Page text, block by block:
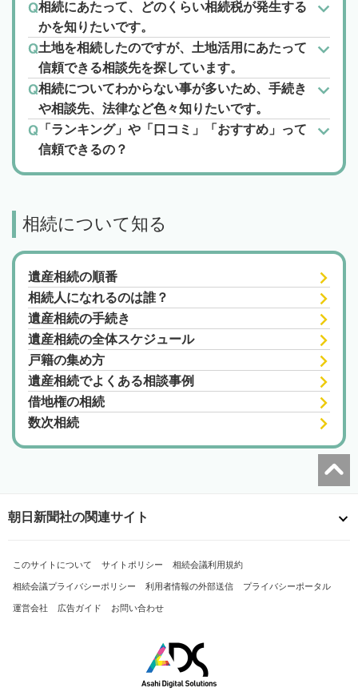
相続にあたって、どのくらい相続税が発生する
かを知りたいです。
土地を相続したのですが、土地活用にあたって
信頼できる相談先を探しています。
相続についてわからない事が多いため、手続き
や相談先、法律など色々知りたいです。
「ランキング」や「口コミ」「おすすめ」って
信頼できるの？
相続について知る
遺産相続の順番
相続人になれるのは誰？
遺産相続の手続き
遺産相続の全体スケジュール
戸籍の集め方
遺産相続でよくある相談事例
借地権の相続
数次相続
朝日新聞社の関連サイト
このサイトについて サイトポリシー 相続会議利用規約
相続会議プライバシーポリシー 利用者情報の外部送信 プライバシーポータル
運営会社 広告ガイド お問い合わせ